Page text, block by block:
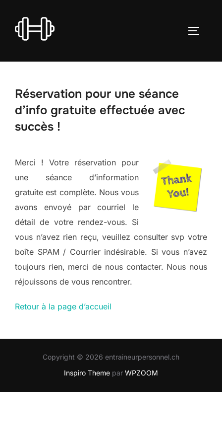
contenu
Réservation pour une séance
d’info gratuite effectuée avec
succès !
Merci ! Votre réservation pour
une séance d’information
gratuite est complète. Nous vous
avons envoyé par courriel le
détail de votre rendez-vous. Si
vous n’avez rien reçu, veuillez consulter svp votre
boîte SPAM / Courrier indésirable. Si vous n’avez
toujours rien, merci de nous contacter. Nous nous
réjouissons de vous rencontrer.
Retour à la page d’accueil
Copyright © 2026 entraineurpersonnel.ch
Inspiro Theme par WPZOOM